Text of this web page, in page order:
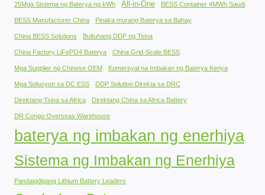
25Mga Sistema ng Baterya ng kWh All-in-One BESS Container 4MWh Saudi
BESS Manufacturer China Pinaka murang Baterya sa Bahay
China BESS Solutions Bultuhang DDP ng Tsina
China Factory LiFePO4 Baterya China Grid-Scale BESS
Mga Supplier ng Chinese OEM Komersyal na Imbakan ng Baterya Kenya
Mga Solusyon sa DC ESS DDP Solution Direkta sa DRC
Direktang Tsina sa Africa Direktang China sa Africa Battery
DR Congo Overseas Warehouse
baterya ng imbakan ng enerhiya
Sistema ng Imbakan ng Enerhiya
Pandaigdigang Lithium Battery Leaders